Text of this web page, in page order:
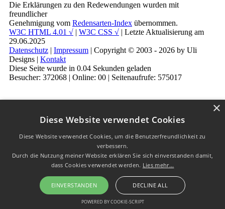
Die Erklärungen zu den Redewendungen wurden mit
freundlicher
Genehmigung vom Redensarten-Index übernommen.
W3C HTML 4.01 √ | W3C CSS √ | Letzte Aktualisierung am
29.06.2025
Datenschutz | Impressum | Copyright © 2003 - 2026 by Uli
Designs | Kontakt
Diese Seite wurde in 0.04 Sekunden geladen
Besucher: 372068 | Online: 00 | Seitenaufrufe: 575017
Diese Website verwendet Cookies
Diese Website verwendet Cookies, um die Benutzerfreundlichkeit zu
verbessern.
Durch die Nutzung meiner Website erklären Sie sich einverstanden damit,
dass Cookies verwendet werden. Lies mehr...
EINVERSTANDEN DECLINE ALL
POWERED BY COOKIE-SCRIPT
×